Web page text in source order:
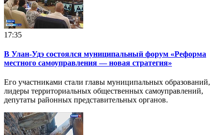
17:35
В Улан-Удэ состоялся муниципальный форум «Реформа
местного самоуправления — новая стратегия»
Его участниками стали главы муниципальных образований,
лидеры территориальных общественных самоуправлений,
депутаты районных представительных органов.